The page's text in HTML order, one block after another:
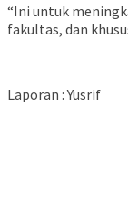
“Ini untuk
fakultas, dan
Laporan : Yusrif